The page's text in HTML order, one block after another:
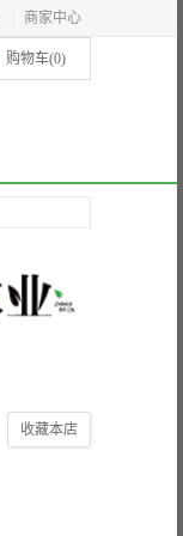
商家中心
购物车(0)
收藏本店